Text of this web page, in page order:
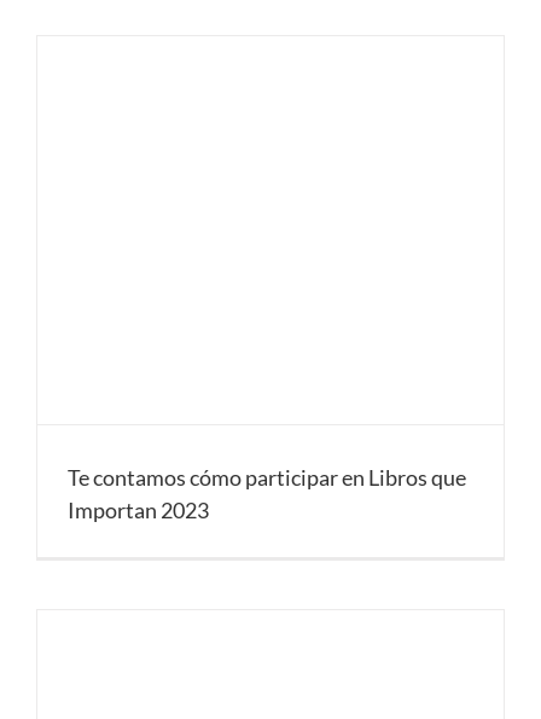
Te contamos cómo participar en Libros que
Importan 2023